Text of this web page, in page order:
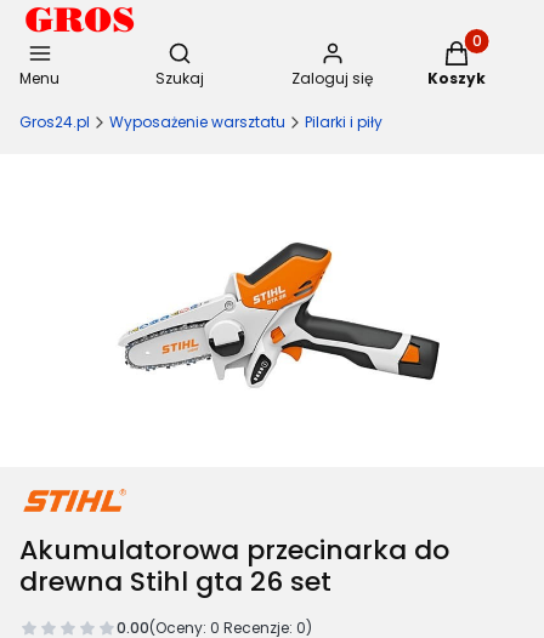
Menu
Otwórz wyszukiwarkę
Szukaj Zaloguj się
Produkty
Koszyk
Gros24.pl Wyposażenie warsztatu Pilarki i piły
Akumulatorowa przecinarka do
drewna Stihl gta 26 set
0.00(Oceny: 0 Recenzje: 0)